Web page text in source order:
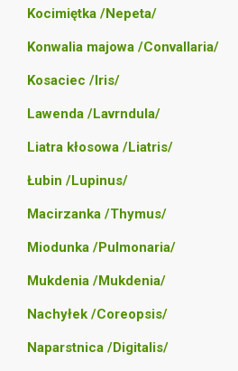
Kocimiętka /Nepeta/
Konwalia majowa /Convallaria/
Kosaciec /Iris/
Lawenda /Lavrndula/
Liatra kłosowa /Liatris/
Łubin /Lupinus/
Macirzanka /Thymus/
Miodunka /Pulmonaria/
Mukdenia /Mukdenia/
Nachyłek /Coreopsis/
Naparstnica /Digitalis/